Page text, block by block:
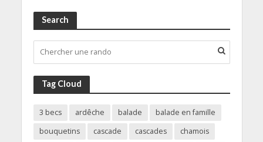
Search
Tag Cloud
3 becs ardêche balade
balade en famille
bouquetins
cascade cascades
chamois